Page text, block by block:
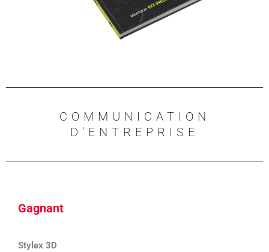
COMMUNICATION
D'ENTREPRISE
Gagnant
Stylex 3D